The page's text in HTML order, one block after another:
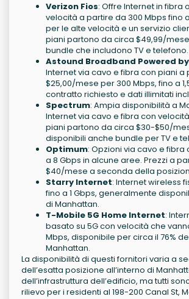
Verizon Fios: Offre Internet in fibra
velocità a partire da 300 Mbps fino
per le alte velocità e un servizio
piani partono da circa $49,99/
bundle che includono TV e telefono.
Astound Broadband Powered by
Internet via cavo e fibra con piani a
$25,00/mese per 300 Mbps, fino a
contratto richiesto e dati illimitati
Spectrum: Ampia disponibilità a
Internet via cavo e fibra con velocità
piani partono da circa $30-$50/
disponibili anche bundle per TV e
Optimum: Opzioni via cavo e fibra
a 8 Gbps in alcune aree. Prezzi a
$40/mese a seconda della
Starry Internet: Internet wireless
fino a 1 Gbps, generalmente
di Manhattan.
T-Mobile 5G Home Internet:
basato su 5G con velocità che
Mbps, disponibile per circa il 76%
Manhattan.
La disponibilità di questi fornitori varia a
dell’esatta posizione all’interno di
dell’infrastruttura dell’edificio, ma tutti
rilievo per i residenti al 198-200 Canal St,